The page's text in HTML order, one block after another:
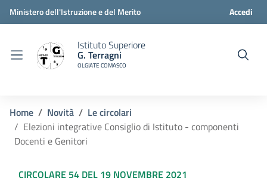
Ministero dell'Istruzione e del Merito Accedi
Istituto Superiore
G. Terragni
OLGIATE COMASCO
Home Novità
Le circolari
Elezioni integrative Consiglio di Istituto - componenti
Docenti e Genitori
CIRCOLARE 54 DEL 19 NOVEMBRE 2021